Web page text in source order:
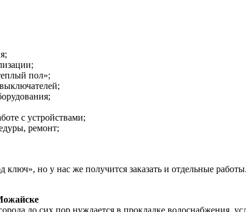
пол»;
с устройствами;
ремонт;
но у нас же получится заказать и отдельные работы.